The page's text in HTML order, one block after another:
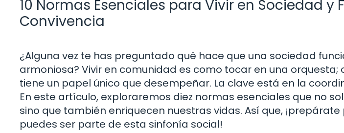
10 Normas Esenciales para Vivir en Sociedad y
Convivencia
¿Alguna vez te has preguntado qué hace que una sociedad
armoniosa? Vivir en comunidad es como tocar en una orquesta;
tiene un papel único que desempeñar. La clave está en la
En este artículo, exploraremos diez normas esenciales que no
sino que también enriquecen nuestras vidas. Así que,
puedes ser parte de esta sinfonía social!